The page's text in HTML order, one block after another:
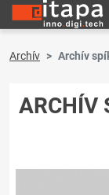
Archív Archív
ARCHÍV